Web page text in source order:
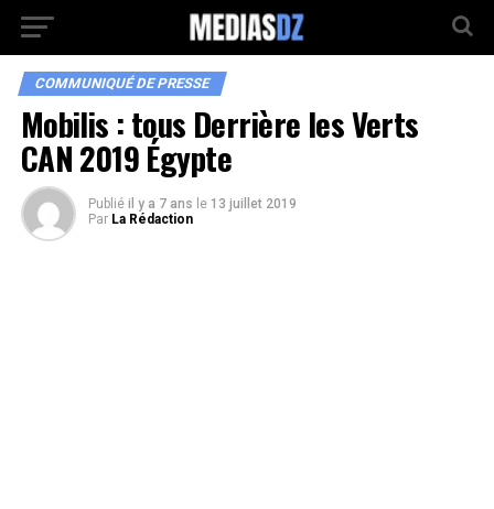
COMMUNIQUÉ DE PRESSE
Mobilis : tous Derrière les Verts
CAN 2019 Égypte
Publié il y a 7 ans le 13 juillet 2019
Par La Rédaction